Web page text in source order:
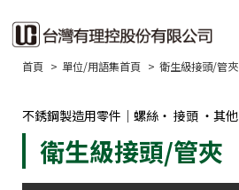
首頁 單位/用語集首頁 衛生級接頭/管夾
不銹鋼製造用零件｜螺絲・ 接頭 ・其他
衛生級接頭/管夾